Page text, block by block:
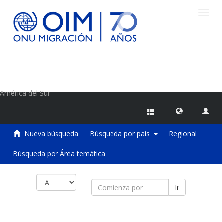
América del Sur
Nueva búsqueda Búsqueda por país Regional
Búsqueda por Área temática
Ir